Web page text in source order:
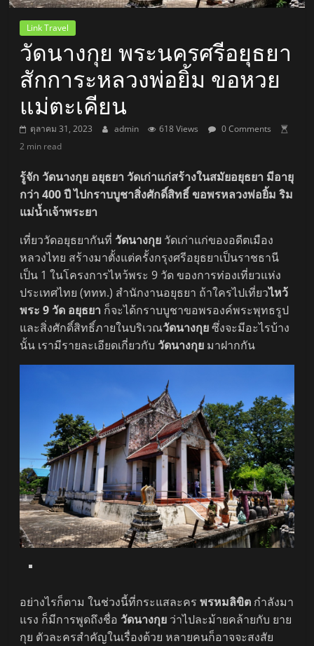
Link Travel
วัดนางกุย พระนครศรีอยุธยา
สักการะหลวงพ่อยิ้ม ขอหวย
แม่ตะเคียน
ตุลาคม 31, 2023 admin 618 Views
0 Comments
2 min read
รู้จัก วัดนางกุย อยุธยา วัดเก่าแก่สร้างในสมัยอยุธยา มีอายุ
กว่า 400 ปี ไปกราบบูชาสิ่งศักดิ์สิทธิ์ ขอพรหลวงพ่อยิ้ม ริม
แม่น้ำเจ้าพระยา
เที่ยววัดอยุธยากันที่ วัดนางกุย วัดเก่าแก่ของอดีตเมือง
หลวงไทย สร้างมาตั้งแต่ครั้งกรุงศรีอยุธยาเป็นราชธานี
เป็น 1 ในโครงการไหว้พระ 9 วัด ของการท่องเที่ยวแห่ง
ประเทศไทย (ททท.) สำนักงานอยุธยา ถ้าใครไปเที่ยวไหว้
พระ 9 วัด อยุธยา ก็จะได้กราบบูชาขอพรองค์พระพุทธรูป
และสิ่งศักดิ์สิทธิ์ภายในบริเวณวัดนางกุยซึ่งจะมีอะไรบ้าง
นั้น เรามีรายละเอียดเกี่ยวกับ วัดนางกุย มาฝากกัน
อย่างไรก็ตาม ในช่วงนี้ที่กระแสละครพรหมลิขิต กำลังมา
แรง ก็มีการพูดถึงชื่อ วัดนางกุย ว่าไปละม้ายคล้ายกับ ยาย
กุย ตัวละครสำคัญในเรื่องด้วย หลายคนก็อาจจะสงสัย